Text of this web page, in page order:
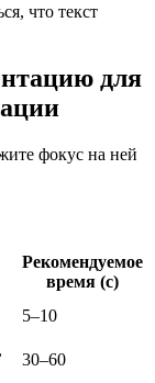
что текст
для
фокус на ней
Рекомендуемое
время (с)
5–10
30–60